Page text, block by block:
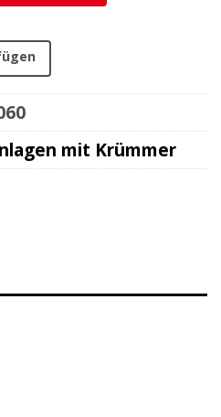
mit Krümmer